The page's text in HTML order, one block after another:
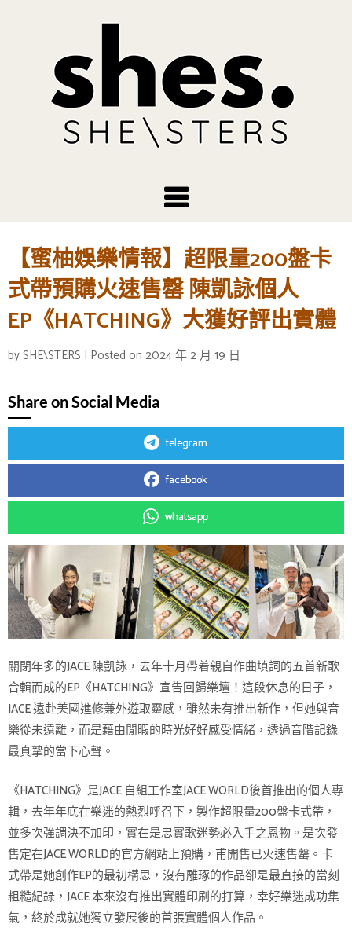
【蜜柚娛樂情報】超限量200盤卡
式帶預購火速售罄 陳凱詠個人
EP《HATCHING》大獲好評出實體
by SHE\STERS | Posted on 2024 年 2 月 19 日
Share on Social Media
telegram
facebook
whatsapp
關閉年多的JACE 陳凱詠，去年十月帶着親自作曲填詞的五首新歌
合輯而成的EP《HATCHING》宣告回歸樂壇！這段休息的日子，
JACE 遠赴美國進修兼外遊取靈感，雖然未有推出新作，但她與音
樂從未遠離，而是藉由閒暇的時光好好感受情緒，透過音階記錄
最真摯的當下心聲。
《HATCHING》是JACE 自組工作室JACE WORLD後首推出的個人專
輯，去年年底在樂迷的熱烈呼召下，製作超限量200盤卡式帶，
並多次強調決不加印，實在是忠實歌迷勢必入手之恩物。是次發
售定在JACE WORLD的官方網站上預購，甫開售已火速售罄。卡
式帶是她創作EP的最初構思，沒有雕琢的作品卻是最直接的當刻
粗糙紀錄，JACE 本來沒有推出實體印刷的打算，幸好樂迷成功集
氣，終於成就她獨立發展後的首張實體個人作品。